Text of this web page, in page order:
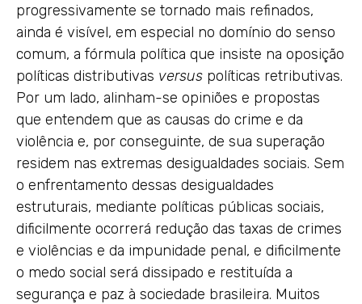
progressivamente se tornado mais refinados,
ainda é visível, em especial no domínio do senso
comum, a fórmula política que insiste na oposição
políticas distributivas versus políticas retributivas.
Por um lado, alinham-se opiniões e propostas
que entendem que as causas do crime e da
violência e, por conseguinte, de sua superação
residem nas extremas desigualdades sociais. Sem
o enfrentamento dessas desigualdades
estruturais, mediante políticas públicas sociais,
dificilmente ocorrerá redução das taxas de crimes
e violências e da impunidade penal, e dificilmente
o medo social será dissipado e restituída a
segurança e paz à sociedade brasileira. Muitos